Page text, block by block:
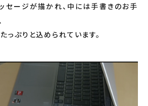
セージが描かれ、中には手書きのお手
っぷりと込められています。